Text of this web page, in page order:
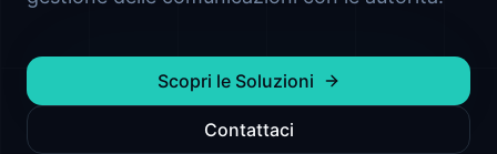
Scopri le Soluzioni
Contattaci